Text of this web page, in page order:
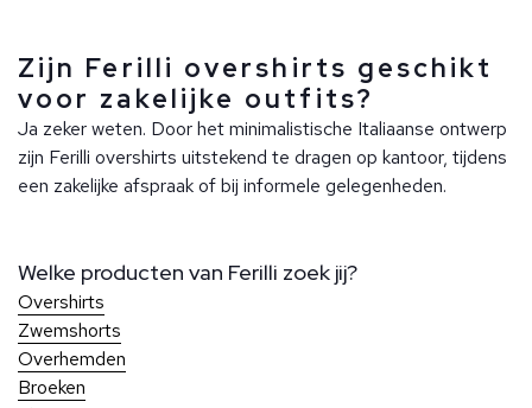
Zijn Ferilli overshirts geschikt
voor zakelijke outfits?
Ja zeker weten. Door het minimalistische Italiaanse ontwerp
zijn Ferilli overshirts uitstekend te dragen op kantoor, tijdens
een zakelijke afspraak of bij informele gelegenheden.
Welke producten van Ferilli zoek jij?
Overshirts
Zwemshorts
Overhemden
Broeken